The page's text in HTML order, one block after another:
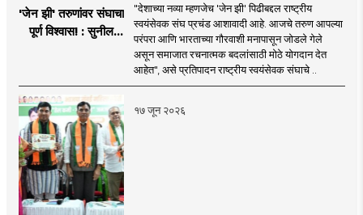
'जेन झी' तरुणांवर संघाचा
पूर्ण विश्वास! : सुनील
"देशाच्या नव्या म्हणजेच 'जेन झी' पिढीबद्दल राष्ट्रीय
स्वयंसेवक संघ प्रचंड आशावादी आहे. आजचे तरुण आपल्या
परंपरा आणि भारताच्या गौरवाशी मनापासून जोडले गेले
असून समाजात रचनात्मक बदलांसाठी मोठे योगदान देत
आहेत", असे प्रतिपादन राष्ट्रीय स्वयंसेवक संघाचे ..
१७ जून २०२६